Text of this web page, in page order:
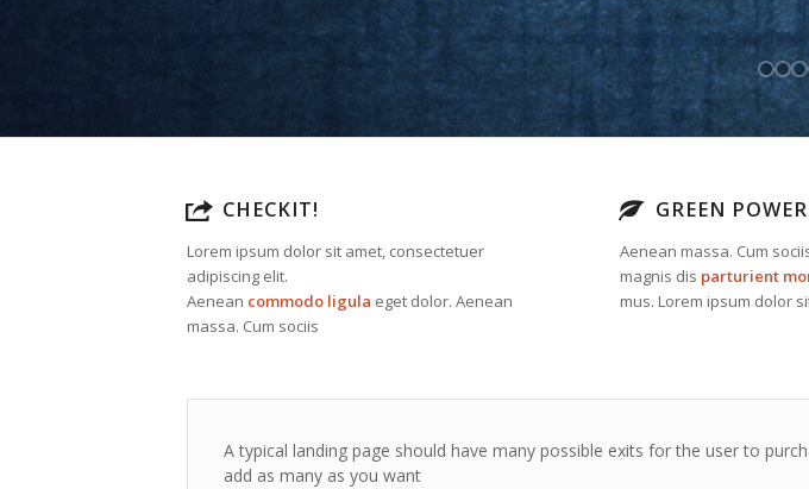
CHECKIT!
Lorem ipsum dolor sit amet, consectetuer
adipiscing elit.
Aenean commodo ligula eget dolor. Aenean
massa. Cum sociis
GREEN POWER
Aenean massa. Cum
magnis dis parturient
mus. Lorem ipsum dolor
A typical landing page should have many possible exits for the user to
add as many as you want